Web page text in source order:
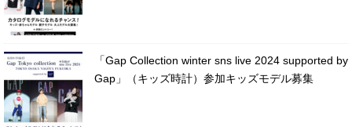
「Gap Collection winter sns live 2024 supported by
Gap」（キッズ時計）参加キッズモデル募集